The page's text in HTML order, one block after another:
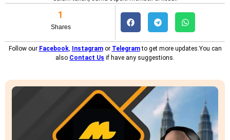
Shares
1
Follow our Facebook, Instagramor Telegramto get more updates.You can
also Contact Us if have any suggestions.